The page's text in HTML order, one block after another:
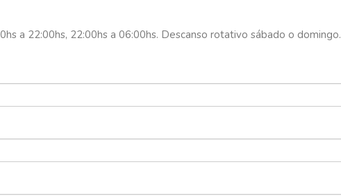
a 22:00hs, 22:00hs a 06:00hs. Descanso rotativo sábado o domingo.